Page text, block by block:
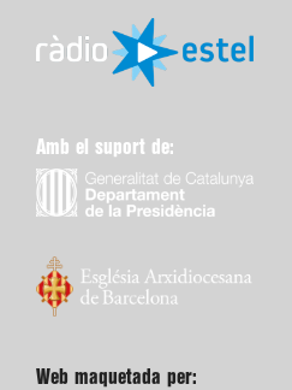
Amb el suport de:
Web maquetada per: